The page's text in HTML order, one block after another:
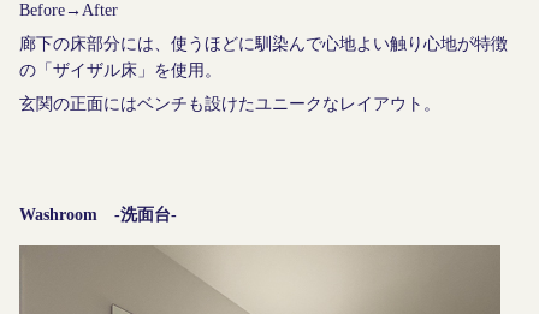
Before→After
廊下の床部分には、使うほどに馴染んで心地よい触り心地が特徴
の「ザイザル床」を使用。
玄関の正面にはベンチも設けたユニークなレイアウト。
Washroom -洗面台-